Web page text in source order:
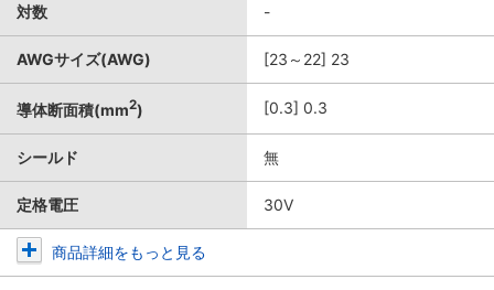
対数 -
AWGサイズ(AWG) [23～22] 23
導体断面積(mm2) [0.3] 0.3
シールド 無
定格電圧 30V
商品詳細をもっと見る